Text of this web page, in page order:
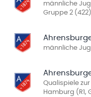
männliche
Gruppe 2 (422)
männliche
Qualispiele
Hamburg (R1,